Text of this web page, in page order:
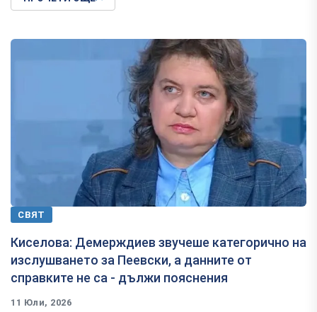
СВЯТ
Киселова: Демерждиев звучеше категорично на
изслушването за Пеевски, а данните от
справките не са - дължи пояснения
11 Юли, 2026